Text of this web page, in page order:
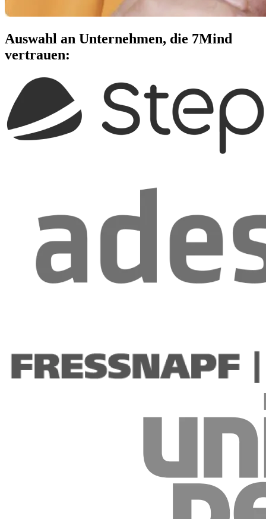
Auswahl an Unternehmen, die 7Mind
vertrauen: